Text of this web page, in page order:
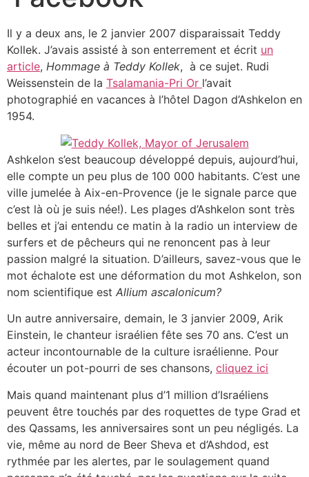
Il y a deux ans, le 2 janvier 2007 disparaissait Teddy
Kollek. J’avais assisté à son enterrement et écrit un
article, Hommage à Teddy Kollek, à ce sujet. Rudi
Weissenstein de la Tsalamania-Pri Or l’avait
photographié en vacances à l’hôtel Dagon d’Ashkelon en
1954.
Ashkelon s’est beaucoup développé depuis, aujourd’hui,
elle compte un peu plus de 100 000 habitants. C’est une
ville jumelée à Aix-en-Provence (je le signale parce que
c’est là où je suis née!). Les plages d’Ashkelon sont très
belles et j’ai entendu ce matin à la radio un interview de
surfers et de pêcheurs qui ne renoncent pas à leur
passion malgré la situation. D’ailleurs, savez-vous que le
mot échalote est une déformation du mot Ashkelon, son
nom scientifique est Allium ascalonicum?
Un autre anniversaire, demain, le 3 janvier 2009, Arik
Einstein, le chanteur israélien fête ses 70 ans. C’est un
acteur incontournable de la culture israélienne. Pour
écouter un pot-pourri de ses chansons, cliquez ici
Mais quand maintenant plus d’1 million d’Israéliens
peuvent être touchés par des roquettes de type Grad et
des Qassams, les anniversaires sont un peu négligés. La
vie, même au nord de Beer Sheva et d’Ashdod, est
rythmée par les alertes, par le soulagement quand